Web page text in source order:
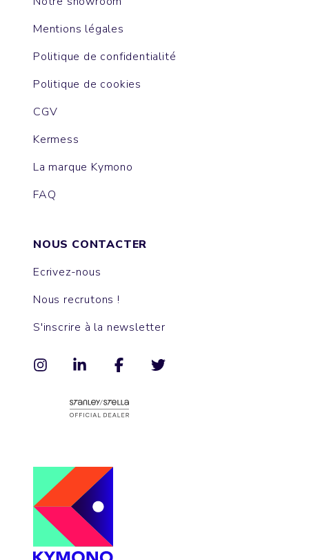
Mentions légales
Politique de confidentialité
Politique de cookies
CGV
Kermess
La marque Kymono
FAQ
NOUS CONTACTER
Ecrivez-nous
Nous recrutons !
S'inscrire à la newsletter